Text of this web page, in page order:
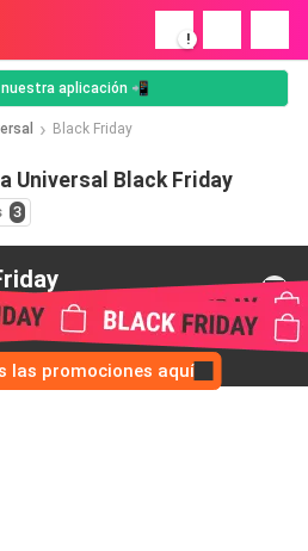
!
nuestra aplicación 📲
Black Friday
Universal Black Friday
3
las promociones aquí